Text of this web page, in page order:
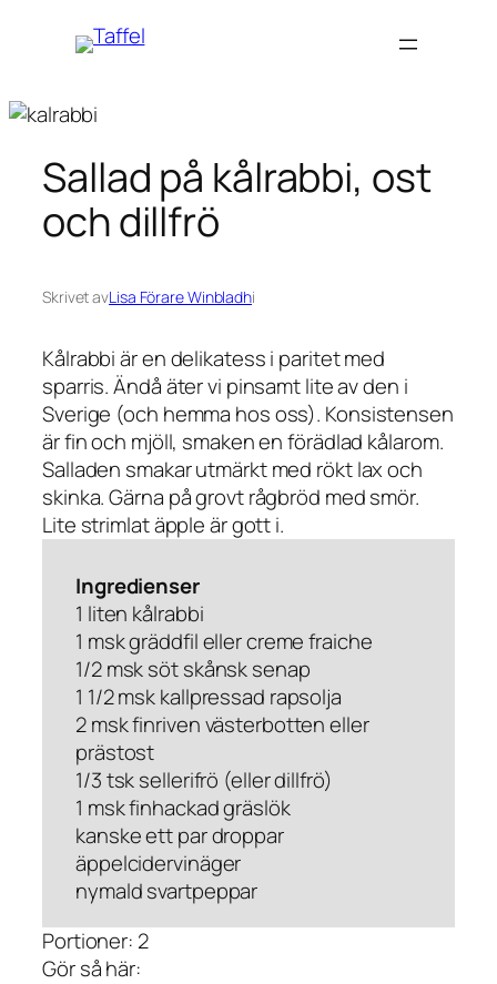
Sallad på kålrabbi, ost
och dillfrö
Skrivet avLisa Förare Winbladhi
Kålrabbi är en delikatess i paritet med
sparris. Ändå äter vi pinsamt lite av den i
Sverige (och hemma hos oss). Konsistensen
är fin och mjöll, smaken en förädlad kålarom.
Salladen smakar utmärkt med rökt lax och
skinka. Gärna på grovt rågbröd med smör.
Lite strimlat äpple är gott i.
Ingredienser
1 liten kålrabbi
1 msk gräddfil eller creme fraiche
1/2 msk söt skånsk senap
1 1/2 msk kallpressad rapsolja
2 msk finriven västerbotten eller
prästost
1/3 tsk sellerifrö (eller dillfrö)
1 msk finhackad gräslök
kanske ett par droppar
äppelcidervinäger
nymald svartpeppar
Portioner: 2
Gör så här: